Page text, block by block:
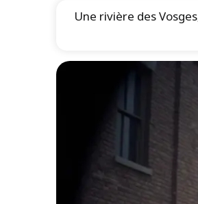
Une rivière des